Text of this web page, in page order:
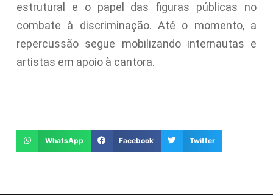
estrutural e o papel das figuras públicas no
combate à discriminação. Até o momento, a
repercussão segue mobilizando internautas e
artistas em apoio à cantora.
WhatsApp Facebook Twitter